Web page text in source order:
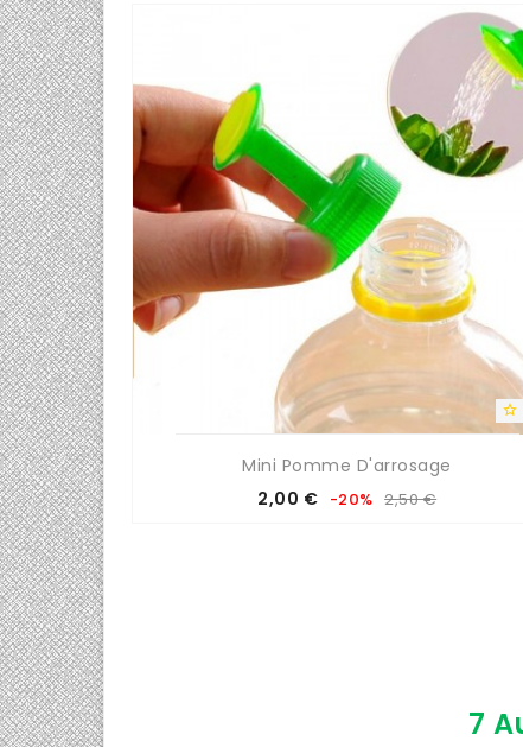

Mini Pomme D'arrosage
Prix
2,00 € Prix
-20% 2,50 €
7